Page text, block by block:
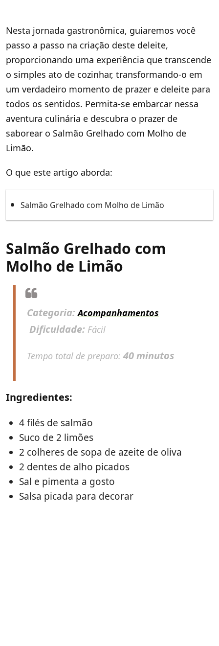
Nesta jornada gastronômica, guiaremos você
passo a passo na criação deste deleite,
proporcionando uma experiência que transcende
o simples ato de cozinhar, transformando-o em
um verdadeiro momento de prazer e deleite para
todos os sentidos. Permita-se embarcar nessa
aventura culinária e descubra o prazer de
saborear o Salmão Grelhado com Molho de
Limão.
O que este artigo aborda:
Salmão Grelhado com Molho de Limão
Salmão Grelhado com
Molho de Limão
Categoria:Acompanhamentos
Dificuldade: Fácil
Tempo total de preparo: 40 minutos
Ingredientes:
4 filés de salmão
Suco de 2 limões
2 colheres de sopa de azeite de oliva
2 dentes de alho picados
Sal e pimenta a gosto
Salsa picada para decorar